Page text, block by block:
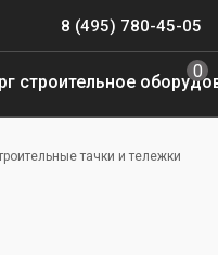
8 (495) 780-45-05
0
тачки и тележки